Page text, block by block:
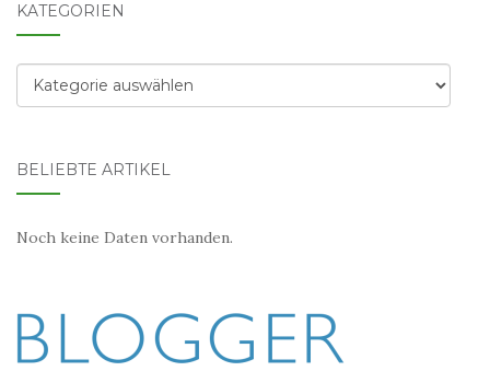
KATEGORIEN
Kategorien
BELIEBTE ARTIKEL
Noch keine Daten vorhanden.